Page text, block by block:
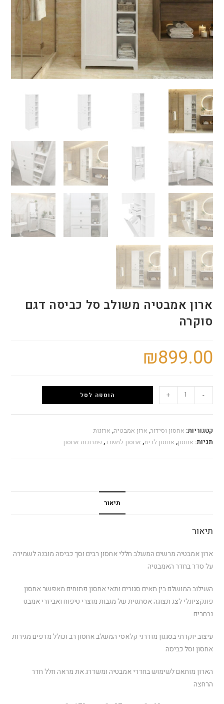
ארון אמבטיה משולב סל כביסה דגם
סוקרה
₪899.00
-
+ הוספה לסל
קטגוריות: אחסון וסידור, ארון אמבטיה, ארונות
תגיות: אחסון, אחסון לבית, אחסון למשרד, פתרונות אחסון
תיאור
תיאור
ארון אמבטיה מרשים המשלב חללי אחסון רבים וסך כביסה מובנה לשמירה
על סדר בחדר האמבטיה
השילוב המושלם בין תאים סגורים ותאי אחסון פתוחים מאפשר אחסון
פונקציונלי לצג תצוגה אסתטית של מגבות מוצרי טיפוח ואביזרי אמבט
נבחרים
עיצוב יוקרתי בסגנון מודרני קלאסי המשלב אחסון רב וכולל מדפים מגירות
אחסון וסל כביסה
הארון מותאם לשימוש בחדרי אמבטיה ומשדרג את מראה חלל חדר
הרחצה